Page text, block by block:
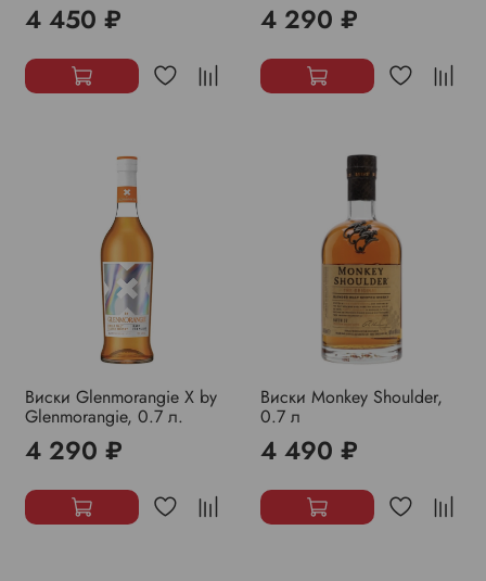
4 450 ₽ 4 290 ₽
Виски Glenmorangie X by
Glenmorangie, 0.7 л.
4 290 ₽
Виски Monkey Shoulder,
0.7 л
4 490 ₽